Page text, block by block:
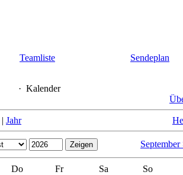
Teamliste Sendeplan
· Kalender
| Jahr
September
Do Fr Sa
So